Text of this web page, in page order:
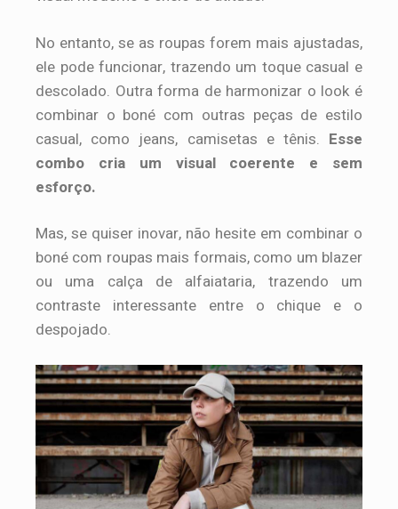
No entanto, se as roupas forem mais ajustadas,
ele pode funcionar, trazendo um toque casual e
descolado. Outra forma de harmonizar o look é
combinar o boné com outras peças de estilo
casual, como jeans, camisetas e tênis. Esse
combo cria um visual coerente e sem
esforço.
Mas, se quiser inovar, não hesite em combinar o
boné com roupas mais formais, como um blazer
ou uma calça de alfaiataria, trazendo um
contraste interessante entre o chique e o
despojado.